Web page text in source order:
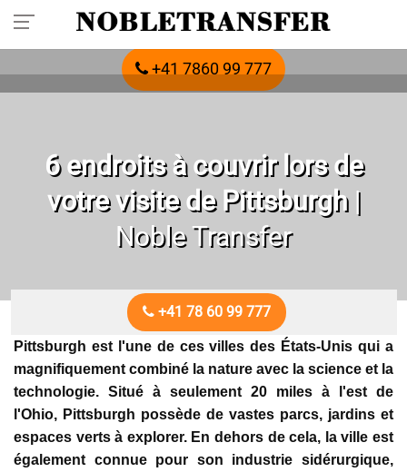
Réservez votre transfert privé à l'avance :
appelez-nous
+41 7860 99 777
6 endroits à couvrir lors de
votre visite de Pittsburgh|
Noble Transfer
+41 78 60 99 777
Pittsburgh est l'une de ces villes des États-Unis qui a
magnifiquement combiné la nature avec la science et la
technologie. Situé à seulement 20 miles à l'est de
l'Ohio, Pittsburgh possède de vastes parcs, jardins et
espaces verts à explorer. En dehors de cela, la ville est
également connue pour son industrie sidérurgique,